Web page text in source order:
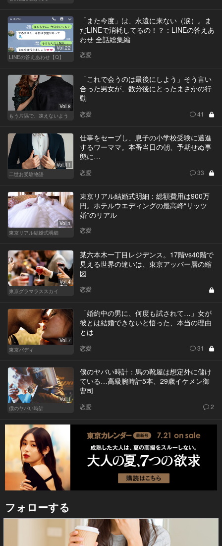
Vol.22
LINEの答えあわせ【Q】
「また今度」は、永遠に来ない（涙）。ま
だLINEで消耗してるの！？：LINEの答えあ
わせ 全話総集編
恋愛
Vol.8
もう片隅で、凍えないよう
「これで会うのは最後にしよう」そう言い
合った男女が、数分後にとったまさかの行
動
恋愛 41
Vol.11
二世お受験物語
仕事をセーブし、息子の小学校受験に邁進
するワーママ。本番当日の朝、予期せぬ事
態に…
恋愛 33
Vol.1
東京リアル結婚式明細
東京リアル結婚式明細：総額費用は900万
円。ホテルウエディングの最高峰“リッツ
婚”のリアル
恋愛
Vol.4
東京グラマラススカイ
某六本木一丁目レジデンス。17階vs40階で
見える世界の違いは、東京アッパー層の縮
図
恋愛
Vol.7
東京バディ
「婚約中の男に、何度も試されて…」女が
彼とは結婚できないと悟った、本当の理由
とは
恋愛 31
Vol.1
僕のヤバい時計
僕のヤバい時計：馬の靴屋は想定外に儲け
ている…高級腕時計5本、29歳イケメン御
曹司
恋愛 2
フォローする